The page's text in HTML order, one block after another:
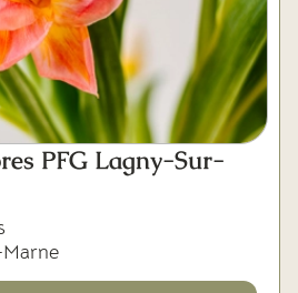
PFG Lagny-Sur-